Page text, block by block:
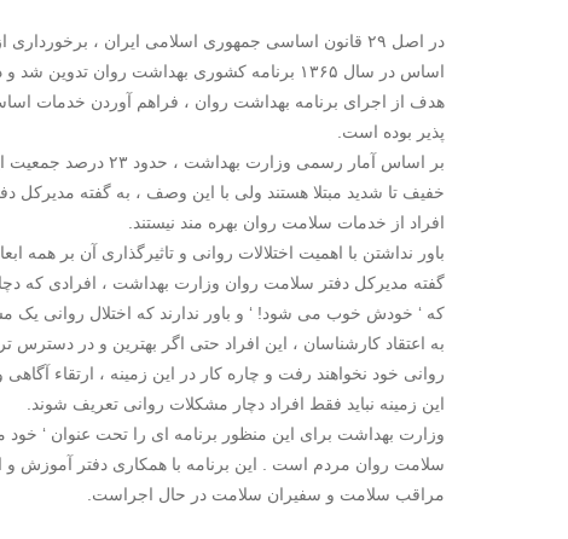
در اصل ۲۹ قانون اساسی جمهوری اسلامی ایران ،
اساس در سال ۱۳۶۵ برنامه کشوری بهداشت روان تدوین شد و در سال ۱۳۶۷ به تصویب رسید.
هدف از اجرای برنامه بهداشت روان ، فراهم آوردن خدمات
پذیر بوده است.
بر اساس آمار رسمی
خفیف تا شدید مبتلا هستند ولی با این وصف ، به گفته مدیرکل
افراد از خدمات سلامت روان بهره مند نیستند.
باور نداشتن با اهمیت اختلالات روانی و تاثیرگذاری آن بر
گفته مدیرکل دفتر سلامت روان وزارت بهداشت ، افرادی که دچار
که ‘ خودش خوب می شود! ‘ و باور ندارند که اختلال روانی یک
به اعتقاد کارشناسان ، این افراد حتی اگر بهترین و در دسترس
روانی خود نخواهند رفت و چاره کار در این زمینه ، ارتقاء
این زمینه نباید فقط افراد دچار مشکلات روانی تعریف شوند.
وزارت بهداشت برای این منظور برنامه ای را تحت عنوان ‘
سلامت روان مردم است . این برنامه با همکاری دفتر آموزش
مراقب سلامت و سفیران سلامت در حال اجراست.